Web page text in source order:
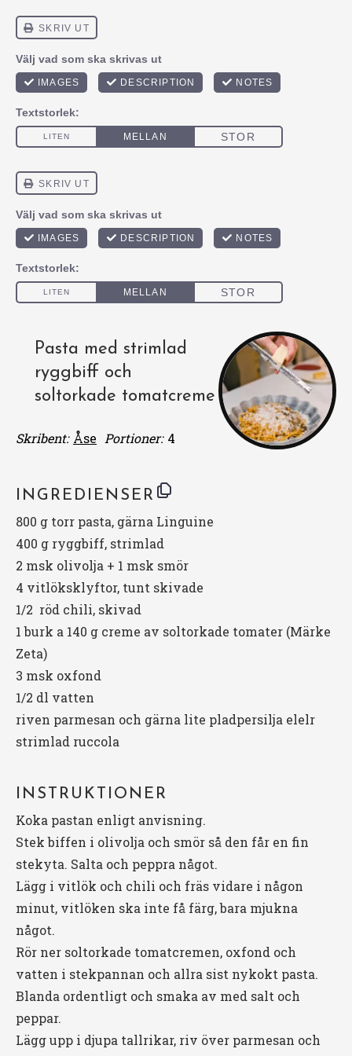
Pasta med strimlad
ryggbiff och
soltorkade tomatcreme
Skribent: Åse Portioner: 4
INGREDIENSER
800 g torr pasta, gärna Linguine
400 g ryggbiff, strimlad
2 msk olivolja + 1 msk smör
4 vitlöksklyftor, tunt skivade
1/2 röd chili, skivad
1 burk a 140 g creme av soltorkade tomater (Märke
Zeta)
3 msk oxfond
1/2 dl vatten
riven parmesan och gärna lite pladpersilja elelr
strimlad ruccola
INSTRUKTIONER
Koka pastan enligt anvisning.
Stekbiffen i olivolja och smör så den får en fin
stekyta. Salta och peppra något.
Lägg i vitlök och chili och fräs vidare i någon
minut, vitlöken ska inte få färg, bara mjukna
något.
Rör ner soltorkade tomatcremen, oxfond och
vatten i stekpannan och allra sist nykokt pasta.
Blanda ordentligt och smaka av med salt och
peppar.
Lägg upp i djupa tallrikar, riv över parmesan och